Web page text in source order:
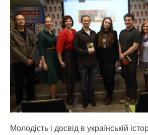
Молодість і досвід в українській